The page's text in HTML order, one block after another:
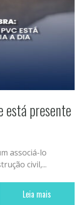
está presente
associá-lo
civil,...
Leia mais